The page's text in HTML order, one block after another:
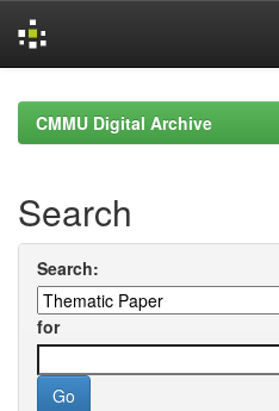
navigationCMMU Digital Archive
Search
Search:
for